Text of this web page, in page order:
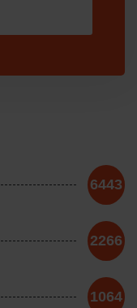
6443
2266
1064